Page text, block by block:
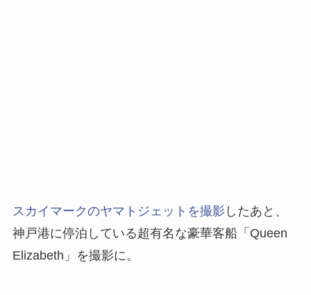
スカイマークのヤマトジェットを撮影 したあと、
神戸港に停泊している超有名な豪華客船「Queen
Elizabeth」を撮影に。